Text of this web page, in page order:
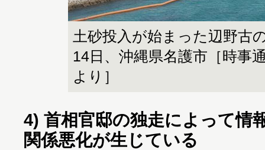
土砂投入が始まった辺野古
14日、沖縄県名護市［時事
より］
4) 首相官邸の独走によって情
関係悪化が生じている